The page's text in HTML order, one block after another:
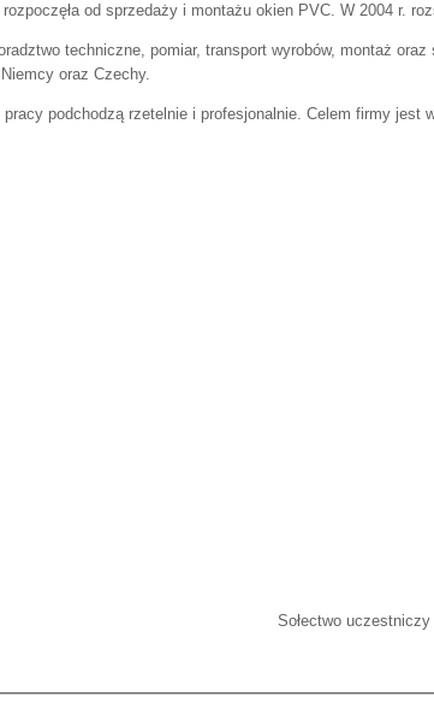
od sprzedaży i montażu okien PVC. W 2004 r.
techniczne, pomiar, transport wyrobów, montaż
oraz Czechy.
podchodzą rzetelnie i profesjonalnie. Celem firmy jest
Sołectwo